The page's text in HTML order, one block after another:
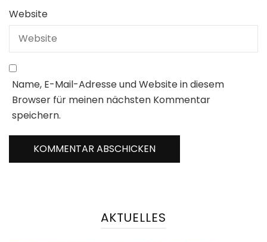
Website
Name, E-Mail-Adresse und Website in diesem
Browser für meinen nächsten Kommentar
speichern.
AKTUELLES